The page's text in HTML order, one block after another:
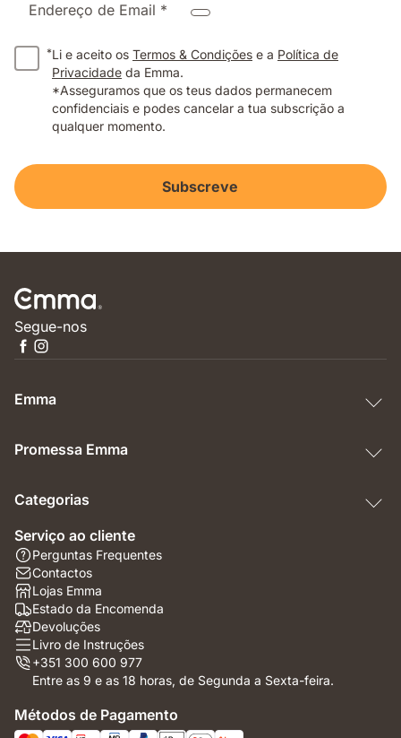
Endereço de Email *
*Li e aceito os Termos & Condições e a Política de
Privacidade da Emma.
*Asseguramos que os teus dados permanecem
confidenciais e podes cancelar a tua subscrição a
qualquer momento.
Subscreve
Segue-nos
Emma
Promessa Emma
Categorias
Serviço ao cliente
Perguntas Frequentes
Contactos
Lojas Emma
Estado da Encomenda
Devoluções
Livro de Instruções
+351 300 600 977
Entre as 9 e as 18 horas, de Segunda a Sexta-feira.
Métodos de Pagamento